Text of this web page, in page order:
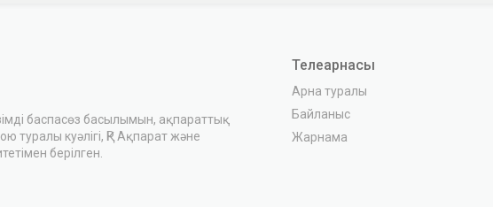
баспасөз басылымын, ақпараттық
туралы куәлігі, ҚР Ақпарат және
берілген.
Телеарнасы
Арна туралы
Байланыс
Жарнама